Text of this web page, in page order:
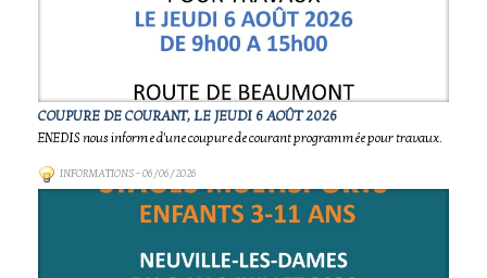
COUPURE DE COURANT, LE JEUDI 6 AOÛT 2026
ENEDIS nous informe d'une coupure de courant programmée pour travaux.
INFORMATIONS- 06/06/2026